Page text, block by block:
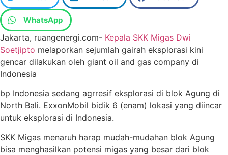
WhatsApp
Jakarta, ruangenergi.com- Kepala SKK Migas Dwi
Soetjipto melaporkan sejumlah gairah eksplorasi kini
gencar dilakukan oleh giant oil and gas company di
Indonesia
bp Indonesia sedang agrresif eksplorasi di blok Agung di
North Bali. ExxonMobil bidik 6 (enam) lokasi yang diincar
untuk eksplorasi di Indonesia.
SKK Migas menaruh harap mudah-mudahan blok Agung
bisa menghasilkan potensi migas yang besar dari blok